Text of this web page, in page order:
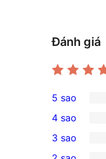
Đánh giá
2
5-
star
5 sao
4-
4 sao
0
3 sao